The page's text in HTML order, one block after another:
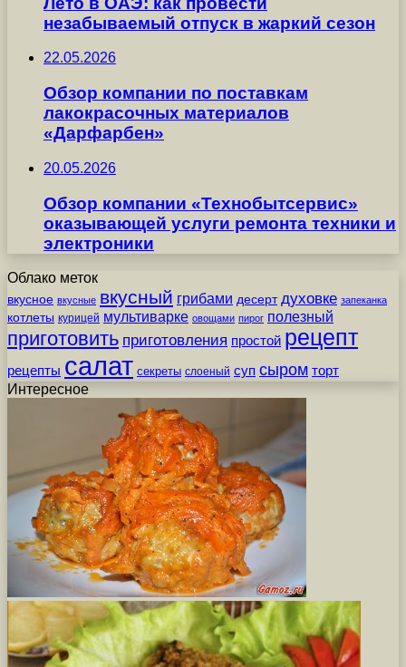
незабываемый отпуск в жаркий сезон
22.05.2026
Обзор компании по поставкам
лакокрасочных материалов
«Дарфарбен»
20.05.2026
Обзор компании «Технобытсервис»
оказывающей услуги ремонта техники и
электроники
Облако меток
вкусное вкусные вкусный грибами десерт духовке запеканка
котлеты курицей мультиварке овощами пирог полезный
приготовить приготовления простой рецепт
рецепты салат секреты слоеный суп сыром торт
Интересное